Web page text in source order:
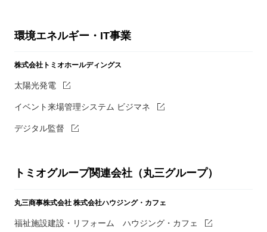
環境エネルギー・IT事業
株式会社トミオホールディングス
太陽光発電
イベント来場管理システム ビジマネ
デジタル監督
トミオグループ関連会社（丸三グループ）
丸三商事株式会社 株式会社ハウジング・カフェ
福祉施設建設・リフォーム ハウジング・カフェ